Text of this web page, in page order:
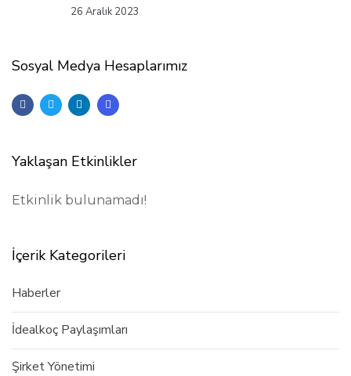
26 Aralık 2023
Sosyal Medya Hesaplarımız
Yaklaşan Etkinlikler
Etkinlik bulunamadı!
İçerik Kategorileri
Haberler
İdealkoç Paylaşımları
Şirket Yönetimi